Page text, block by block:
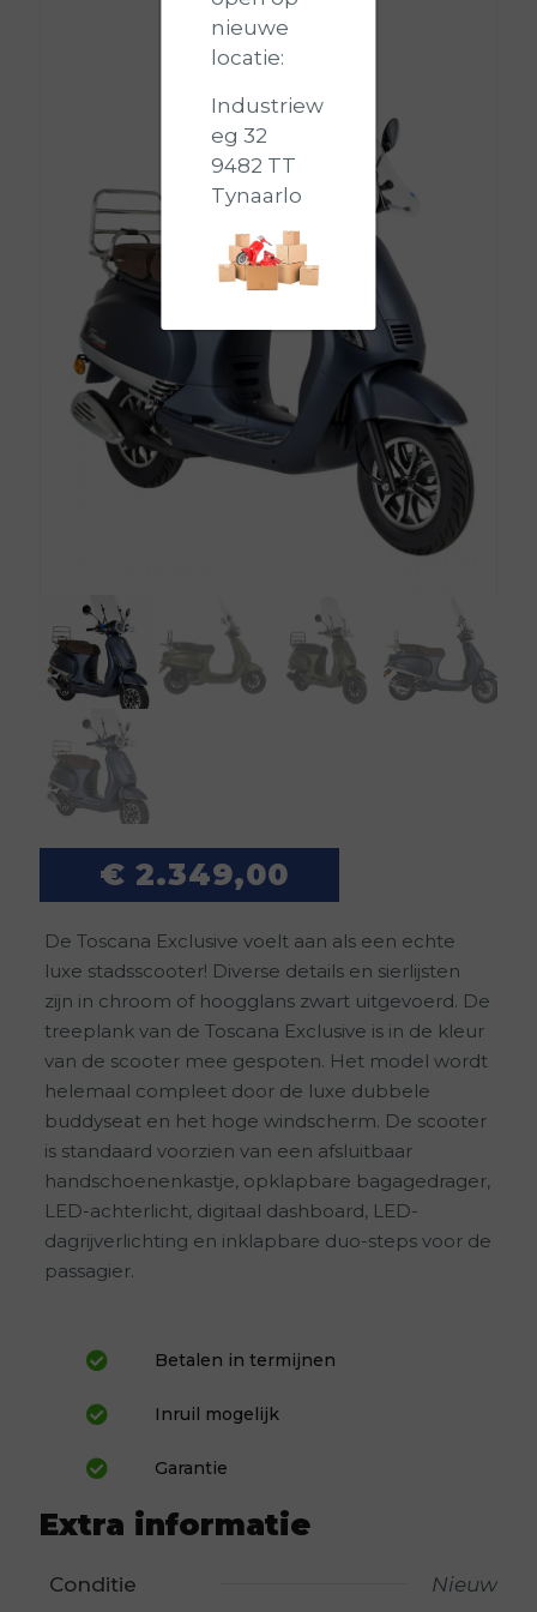
€ 2.349,00
De Toscana Exclusive voelt aan als een echte
luxe stadsscooter! Diverse details en sierlijsten
zijn in chroom of hoogglans zwart uitgevoerd. De
treeplank van de Toscana Exclusive is in de kleur
van de scooter mee gespoten. Het model wordt
helemaal compleet door de luxe dubbele
buddyseat en het hoge windscherm. De scooter
is standaard voorzien van een afsluitbaar
handschoenenkastje, opklapbare bagagedrager,
LED-achterlicht, digitaal dashboard, LED-
dagrijverlichting en inklapbare duo-steps voor de
passagier.
Betalen in termijnen
Inruil mogelijk
Garantie
Extra informatie
Conditie
Nieuw
nieuwe
locatie:
Industriew
eg 32
9482 TT
Tynaarlo